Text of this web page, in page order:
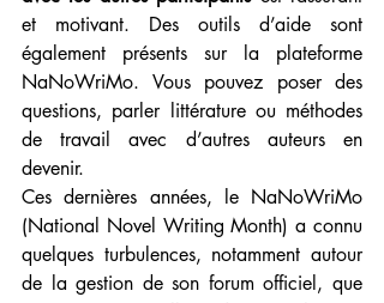
et motivant. Des outils d’aide sont
également présents sur la plateforme
NaNoWriMo. Vous pouvez poser des
questions, parler littérature ou méthodes
de travail avec d’autres auteurs en
devenir.
Ces dernières années, le NaNoWriMo
(National Novel Writing Month) a connu
quelques turbulences, notamment autour
de la gestion de son forum officiel, que